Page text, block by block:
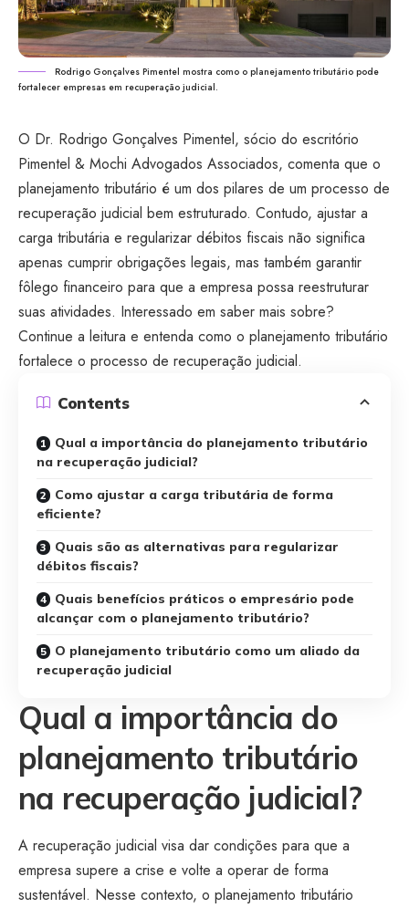
Rodrigo Gonçalves Pimentel mostra como o planejamento tributário pode
fortalecer empresas em recuperação judicial.
O Dr. Rodrigo Gonçalves Pimentel, sócio do escritório
Pimentel & Mochi Advogados Associados, comenta que o
planejamento tributário é um dos pilares de um processo de
recuperação judicial bem estruturado. Contudo, ajustar a
carga tributária e regularizar débitos fiscais não significa
apenas cumprir obrigações legais, mas também garantir
fôlego financeiro para que a empresa possa reestruturar
suas atividades. Interessado em saber mais sobre?
Continue a leitura e entenda como o planejamento tributário
fortalece o processo de recuperação judicial.
Contents
Qual a importância do planejamento tributário
na recuperação judicial?
Como ajustar a carga tributária de forma
eficiente?
Quais são as alternativas para regularizar
débitos fiscais?
Quais benefícios práticos o empresário pode
alcançar com o planejamento tributário?
O planejamento tributário como um aliado da
recuperação judicial
Qual a importância do
planejamento tributário
na recuperação judicial?
A recuperação judicial visa dar condições para que a
empresa supere a crise e volte a operar de forma
sustentável. Nesse contexto, o planejamento tributário